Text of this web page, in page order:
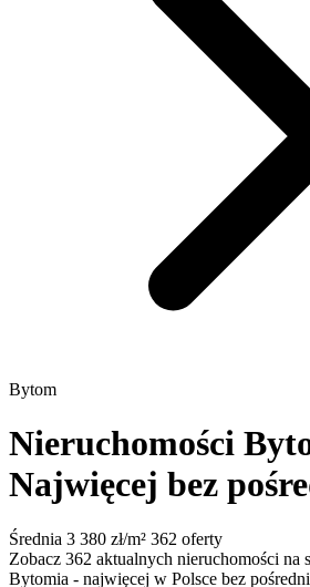
Bytom
Nieruchomości
Najwięcej bez
Średnia 3 380 zł/m² 362 oferty
Zobacz 362 aktualnych nieruchomości na
Bytomia - najwięcej w Polsce bez